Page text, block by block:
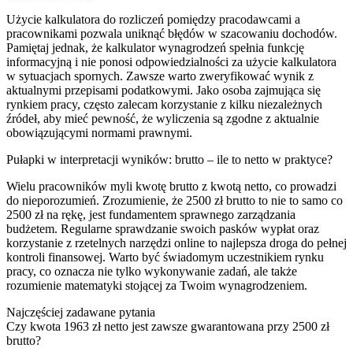
Użycie kalkulatora do rozliczeń pomiędzy pracodawcami a
pracownikami pozwala uniknąć błędów w szacowaniu dochodów.
Pamiętaj jednak, że kalkulator wynagrodzeń spełnia funkcję
informacyjną i nie ponosi odpowiedzialności za użycie kalkulatora
w sytuacjach spornych. Zawsze warto zweryfikować wynik z
aktualnymi przepisami podatkowymi. Jako osoba zajmująca się
rynkiem pracy, często zalecam korzystanie z kilku niezależnych
źródeł, aby mieć pewność, że wyliczenia są zgodne z aktualnie
obowiązującymi normami prawnymi.
Pułapki w interpretacji wyników: brutto – ile to netto w praktyce?
Wielu pracowników myli kwotę brutto z kwotą netto, co prowadzi
do nieporozumień. Zrozumienie, że 2500 zł brutto to nie to samo co
2500 zł na rękę, jest fundamentem sprawnego zarządzania
budżetem. Regularne sprawdzanie swoich pasków wypłat oraz
korzystanie z rzetelnych narzędzi online to najlepsza droga do pełnej
kontroli finansowej. Warto być świadomym uczestnikiem rynku
pracy, co oznacza nie tylko wykonywanie zadań, ale także
rozumienie matematyki stojącej za Twoim wynagrodzeniem.
Najczęściej zadawane pytania
Czy kwota 1963 zł netto jest zawsze gwarantowana przy 2500 zł
brutto?